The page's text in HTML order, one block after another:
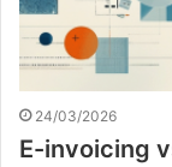
24/03/2026
E-invoicing